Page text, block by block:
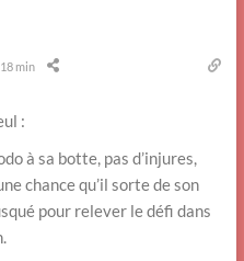
min
:
à sa botte, pas d’injures,
chance qu’il sorte de son
pour relever le défi dans